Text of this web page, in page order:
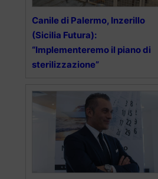
Canile di Palermo, Inzerillo
(Sicilia Futura):
“Implementeremo il piano di
sterilizzazione”